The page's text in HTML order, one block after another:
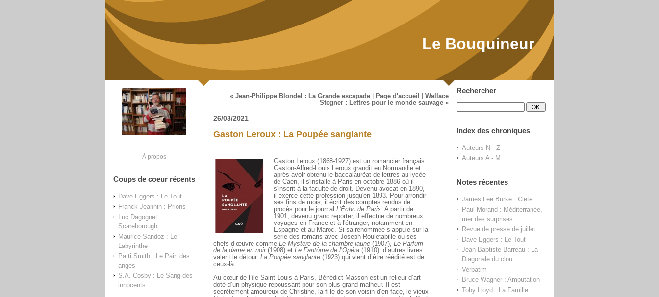
Le Bouquineur
À propos
Coups de coeur récents
Dave Eggers : Le Tout
Franck Jeannin : Prions
Luc Dagognet :
Scareborough
Maurice Sandoz : Le
Labyrinthe
Patti Smith : Le Pain des
anges
S.A. Cosby : Le Sang des
innocents
Rechercher
Index des chroniques
Auteurs N - Z
Auteurs A - M
Notes récentes
James Lee Burke : Clete
Paul Morand : Méditerranée,
mer des surprises
Revue de presse de juillet
Dave Eggers : Le Tout
Jean-Baptiste Barreau : La
Diagonale du clou
Verbatim
Bruce Wagner : Amputation
Toby Lloyd : La Famille
« Jean-Philippe Blondel : La Grande escapade| Page d'accueil
Wallace
Stegner : Lettres pour le monde sauvage »
26/03/2021
Gaston Leroux : La Poupée sanglante
Gaston Leroux (1868-1927) est un romancier français.
Gaston-Alfred-Louis Leroux grandit en Normandie et
après avoir obtenu le baccalauréat de lettres au lycée
de Caen, il s'installe à Paris en octobre 1886 où il
s'inscrit à la faculté de droit. Devenu avocat en 1890,
il exerce cette profession jusqu'en 1893. Pour arrondir
ses fins de mois, il écrit des comptes rendus de
procès pour le journalL'Écho de Paris. A partir de
1901, devenu grand reporter, il effectue de nombreux
voyages en France et à l'étranger, notamment en
Espagne et au Maroc. Si sa renommée s’appuie sur la
série des romans avec Joseph Rouletabille ou ses
chefs-d’œuvre comme Le Mystère de la chambre jaune(1907), Le Parfum
de la dame en noir(1908) et Le Fantôme de l’Opéra(1910), d’autres livres
valent le détour. La Poupée sanglante(1923) qui vient d’être réédité est de
ceux-là.
Au cœur de l’île Saint-Louis à Paris, Bénédict Masson est un relieur d’art
doté d’un physique repoussant pour son plus grand malheur. Il est
secrètement amoureux de Christine, la fille de son voisin d’en face, le vieux